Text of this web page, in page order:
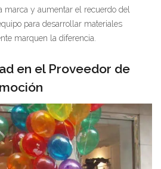
marca y aumentar el recuerdo del
para desarrollar materiales
marquen la diferencia.
en el Proveedor de